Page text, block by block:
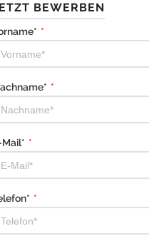
BEWERBEN
*
*
Mail* *
*